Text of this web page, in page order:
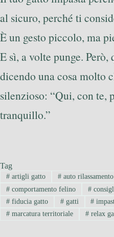
al sicuro, perché ti
È un gesto piccolo, ma
E sì, a volte punge. Però,
dicendo una cosa molto
silenzioso: “Qui, con te,
tranquillo.”
Tag
#artigli gatto #auto rilassamento
#comportamento felino #
#fiducia gatto #gatti #
#marcatura territoriale #relax